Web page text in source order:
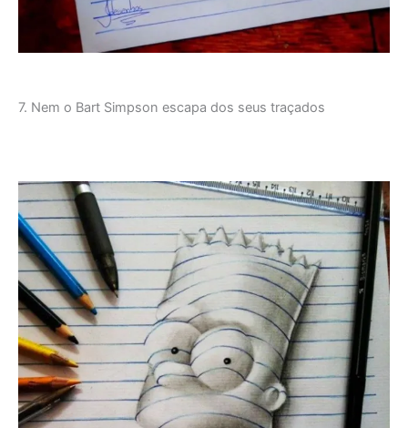
7. Nem o Bart Simpson escapa dos seus traçados